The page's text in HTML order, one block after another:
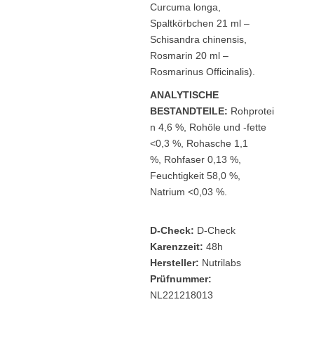
Curcuma longa,
Spaltkörbchen 21 ml –
Schisandra chinensis,
Rosmarin 20 ml –
Rosmarinus Officinalis).
ANALYTISCHE
BESTANDTEILE: Rohprotei
n 4,6 %, Rohöle und -fette
<0,3 %, Rohasche 1,1
%, Rohfaser 0,13 %,
Feuchtigkeit 58,0 %,
Natrium <0,03 %.
D-Check: D-Check
Karenzzeit: 48h
Hersteller: Nutrilabs
Prüfnummer:
NL221218013